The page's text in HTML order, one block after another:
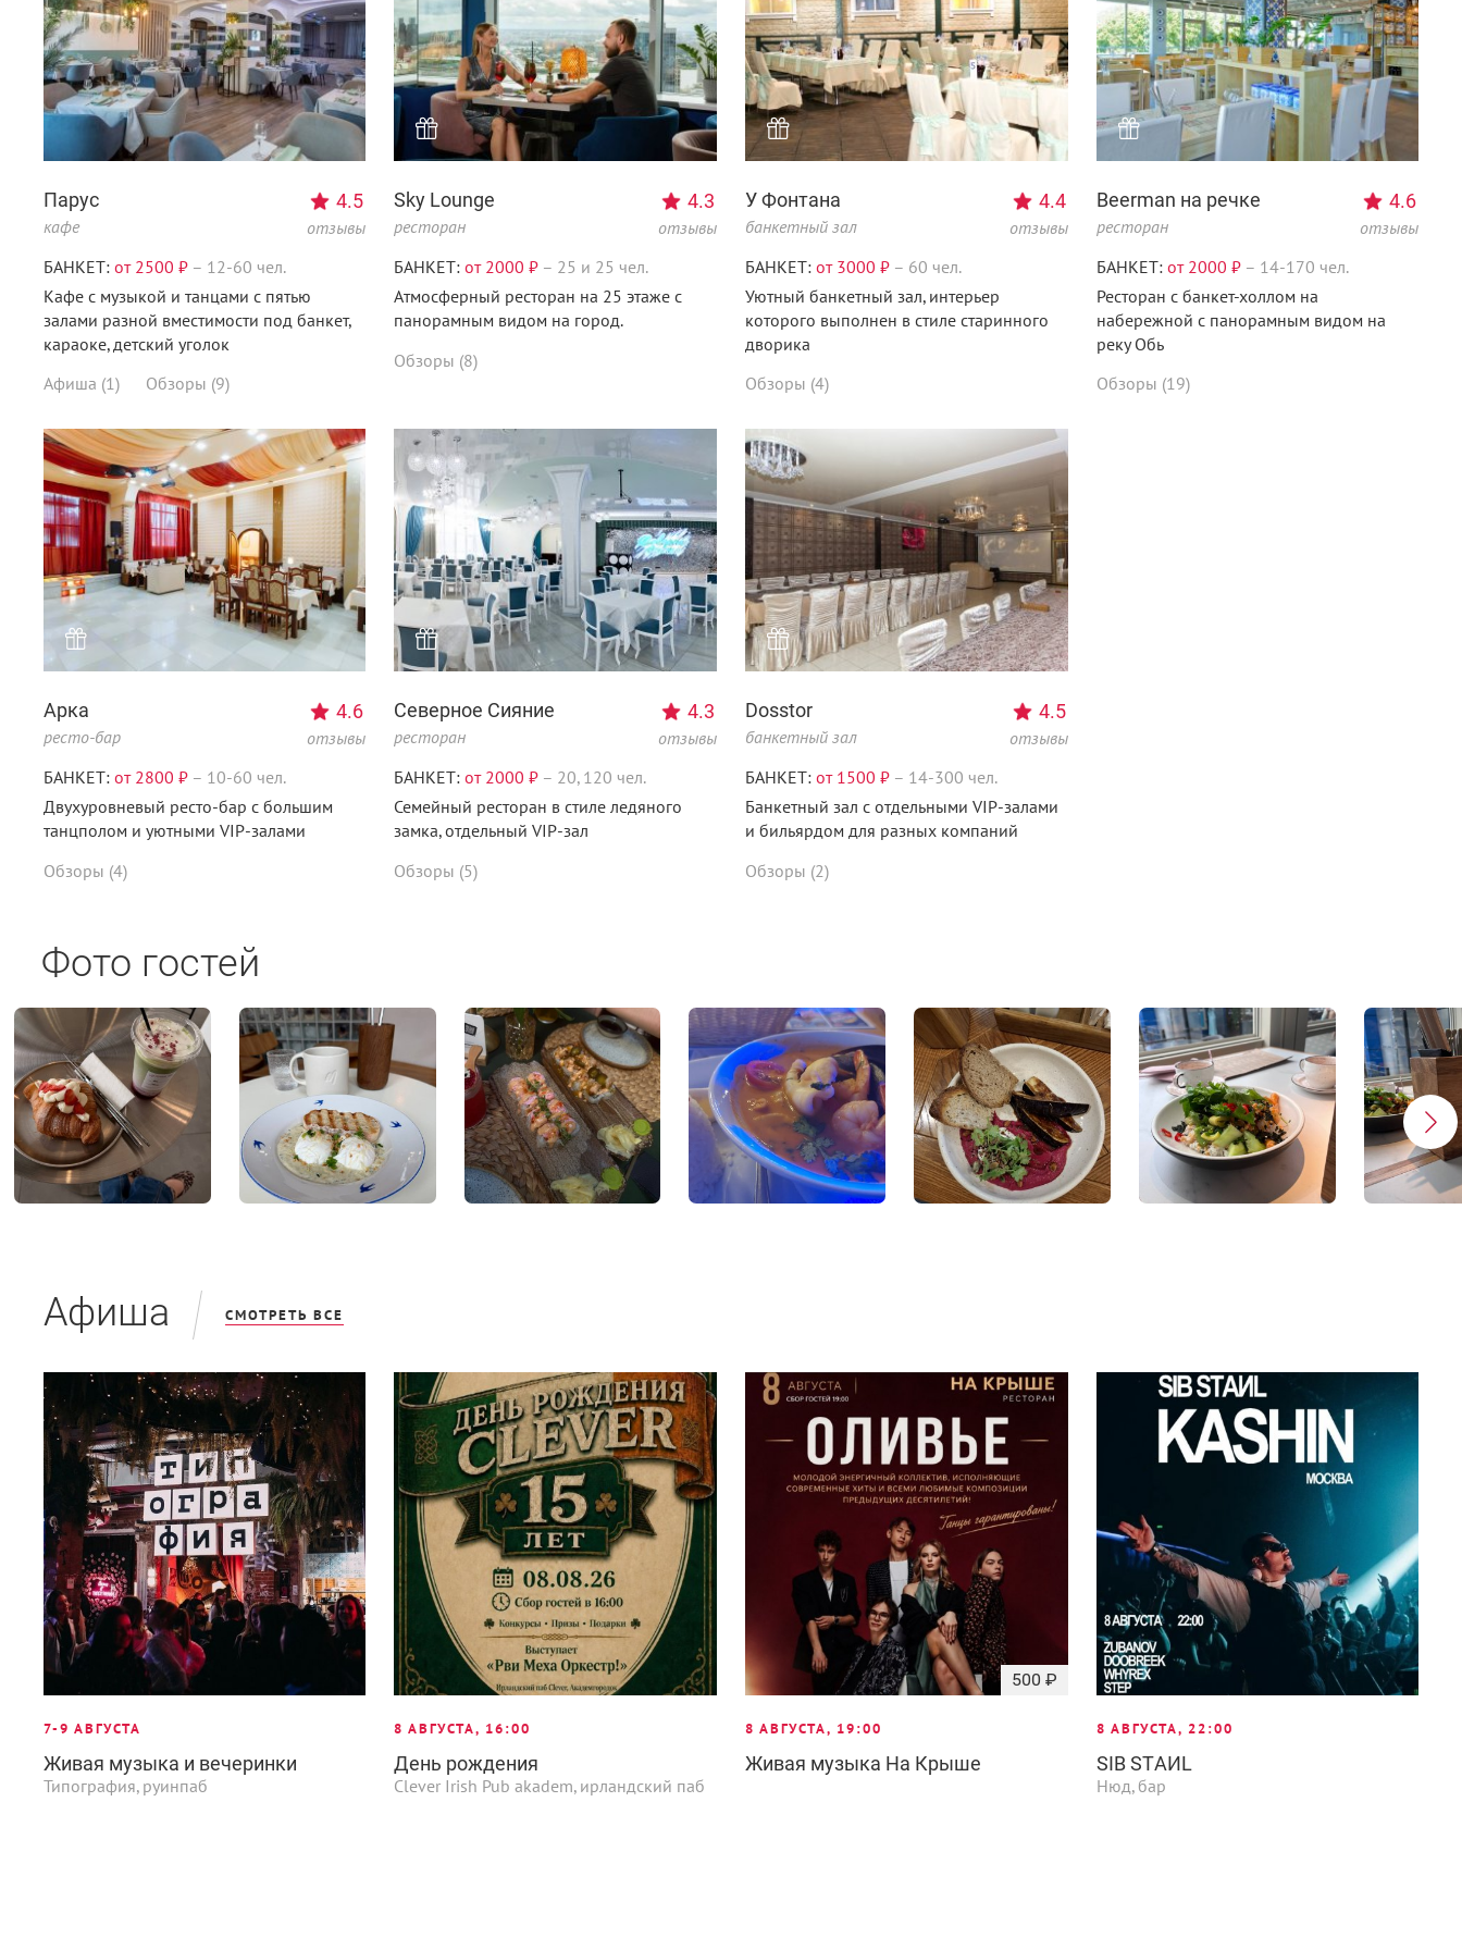
Парус
кафе
4.5
отзывы
БАНКЕТ: от 2500 ₽ – 12-60 чел.
Кафе с музыкой и танцами с пятью
залами разной вместимости под банкет,
караоке, детский уголок
Афиша (1)
Обзоры (9)
Menunsk.ru
Sky Lounge
ресторан
4.3
отзывы
БАНКЕТ: от 2000 ₽ – 25 и 25 чел.
Атмосферный ресторан на 25 этаже с
панорамным видом на город.
Обзоры (8)
Menunsk.ru
У Фонтана
банкетный зал
4.4
отзывы
БАНКЕТ: от 3000 ₽ – 60 чел.
Уютный банкетный зал, интерьер
которого выполнен в стиле старинного
дворика
Обзоры (4)
Beerman на речке
ресторан
4.6
отзывы
БАНКЕТ: от 2000 ₽ – 14-170 чел.
Ресторан с банкет-холлом на
набережной с панорамным видом на
реку Обь
Обзоры (19)
Menunsk.ru
Арка
ресто-бар
4.6
отзывы
БАНКЕТ: от 2800 ₽ – 10-60 чел.
Двухуровневый ресто-бар с большим
танцполом и уютными VIP-залами
Обзоры (4)
Северное Сияние
ресторан
4.3
отзывы
БАНКЕТ: от 2000 ₽ – 20, 120 чел.
Семейный ресторан в стиле ледяного
замка, отдельный VIP-зал
Обзоры (5)
Dosstor
банкетный зал
4.5
отзывы
БАНКЕТ: от 1500 ₽ – 14-300 чел.
Банкетный зал с отдельными VIP-залами
и бильярдом для разных компаний
Обзоры (2)
Фото гостей
Афиша СМОТРЕТЬ ВСЕ
7-9 АВГУСТА
Живая музыка и вечеринки
Типография, руинпаб
8 АВГУСТА, 16:00
День рождения
Clever Irish Pub akadem, ирландский паб
500 ₽
8 АВГУСТА, 19:00
Живая музыка На Крыше
8 АВГУСТА, 22:00
SIB STАИL
Нюд, бар